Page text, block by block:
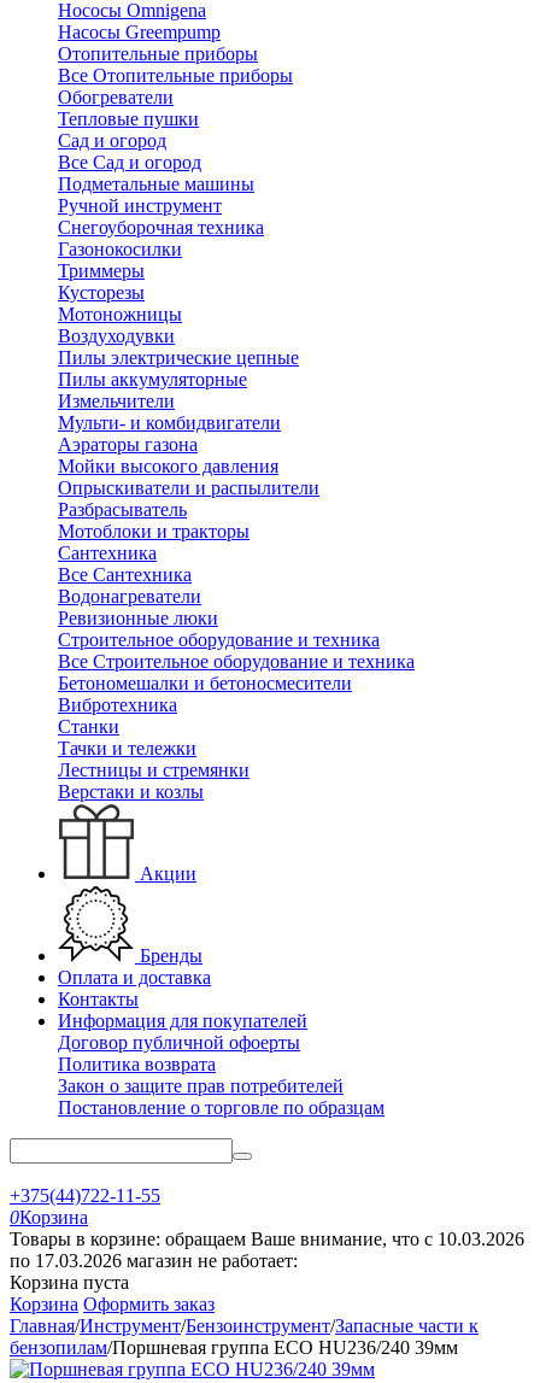
Нососы Omnigena
Насосы Greempump
Отопительные приборы
Все Отопительные приборы
Обогреватели
Тепловые пушки
Сад и огород
Все Сад и огород
Подметальные машины
Ручной инструмент
Снегоуборочная техника
Газонокосилки
Триммеры
Кусторезы
Мотоножницы
Воздуходувки
Пилы электрические цепные
Пилы аккумуляторные
Измельчители
Мульти- и комбидвигатели
Аэраторы газона
Мойки высокого давления
Опрыскиватели и распылители
Разбрасыватель
Мотоблоки и тракторы
Сантехника
Все Сантехника
Водонагреватели
Ревизионные люки
Строительное оборудование и техника
Все Строительное оборудование и техника
Бетономешалки и бетоносмесители
Вибротехника
Станки
Тачки и тележки
Лестницы и стремянки
Верстаки и козлы
Акции
Бренды
Оплата и доставка
Контакты
Информация для покупателей
Договор публичной офоерты
Политика возврата
Закон о защите прав потребителей
Постановление о торговле по образцам
+375(44)722-11-55
0Корзина
Товары в корзине: обращаем Ваше внимание, что с 10.03.2026
по 17.03.2026 магазин не работает:
Корзина пуста
Корзина Оформить заказ
Главная/Инструмент/Бензоинструмент/Запасные части к
бензопилам/Поршневая группа ECO HU236/240 39мм